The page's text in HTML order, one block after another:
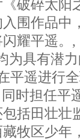
破碎太阳
围作品中
闪耀平遥
为具有潜
平遥进行
担任平
括田壮壮
牧区少年